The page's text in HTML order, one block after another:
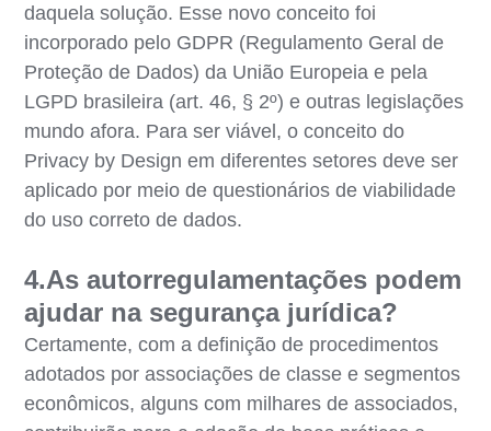
daquela solução. Esse novo conceito foi
incorporado pelo GDPR (Regulamento Geral de
Proteção de Dados) da União Europeia e pela
LGPD brasileira (art. 46, § 2º) e outras legislações
mundo afora. Para ser viável, o conceito do
Privacy by Design em diferentes setores deve ser
aplicado por meio de questionários de viabilidade
do uso correto de dados.
4.As autorregulamentações podem
ajudar na segurança jurídica?
Certamente, com a definição de procedimentos
adotados por associações de classe e segmentos
econômicos, alguns com milhares de associados,